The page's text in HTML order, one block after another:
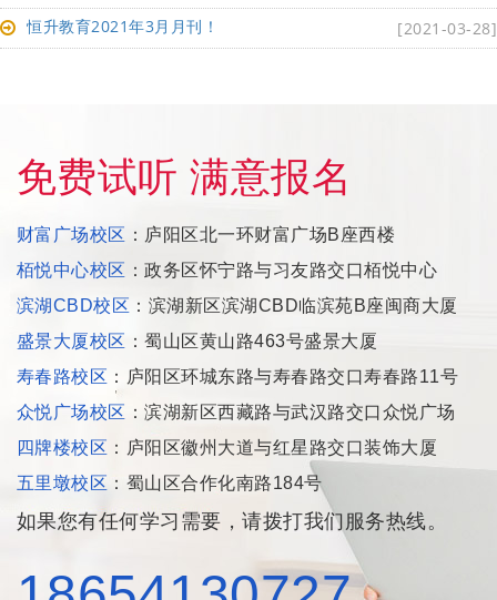
恒升教育2021年3月月刊！
[2021-03-28]
免费试听 满意报名
财富广场校区 ：庐阳区北一环财富广场B座西楼
栢悦中心校区 ：政务区怀宁路与习友路交口栢悦中心
滨湖CBD校区 ：滨湖新区滨湖CBD临滨苑B座闽商大厦
盛景大厦校区 ：蜀山区黄山路463号盛景大厦
寿春路校区 ：庐阳区环城东路与寿春路交口寿春路11号
众悦广场校区 ：滨湖新区西藏路与武汉路交口众悦广场
四牌楼校区 ：庐阳区徽州大道与红星路交口装饰大厦
五里墩校区 ：蜀山区合作化南路184号
如果您有任何学习需要，请拨打我们服务热线。